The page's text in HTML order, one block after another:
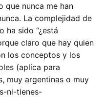
que nunca me han
La complejidad de
ha sido “¿está
claro que hay quien
los conceptos y los
(aplica para
muy argentinas o muy
ni-tienes-